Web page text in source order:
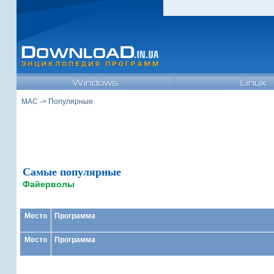
MAC -> Популярные
Самые популярные
Файерволы
Место
Программа
Место Программа